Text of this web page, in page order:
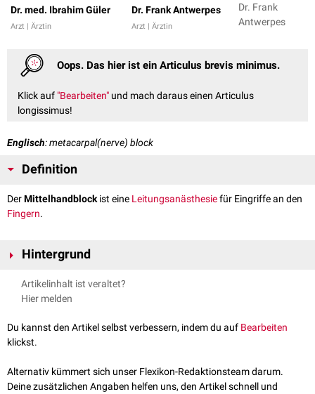
Dr. med. Ibrahim Güler
Arzt | Ärztin
Dr. Frank Antwerpes
Arzt | Ärztin
Dr. Frank
Antwerpes
Oops. Das hier ist ein Articulus brevis minimus.
Klick auf "Bearbeiten" und mach daraus einen Articulus
longissimus!
Englisch: metacarpal(nerve) block
Definition
DerMittelhandblock ist eine Leitungsanästhesiefür Eingriffe an den
Fingern.
Hintergrund
luxierten Fingern
wird der Mittelhandblock dem Oberst-Block
gelegentlich vorgezogen.
Artikelinhalt ist veraltet?
Hier melden
Du kannst den Artikel selbst verbessern, indem du auf Bearbeiten
klickst.
Alternativ kümmert sich unser Flexikon-Redaktionsteam darum.
Deine zusätzlichen Angaben helfen uns, den Artikel schnell und